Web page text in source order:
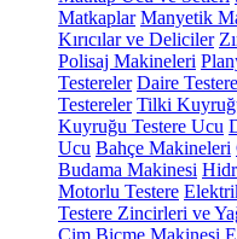
Matkaplar Manyetik
Kırıcılar ve Deliciler
Polisaj Makineleri
Testereler Daire
Testereler Tilki
Kuyruğu Testere Ucu
Ucu Bahçe Makineleri
Budama Makinesi
Motorlu Testere
Testere Zincirleri ve
Çim Biçme Makinesi